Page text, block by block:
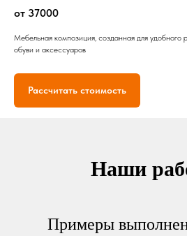
от 37000
Мебельная композиция, созданная для
обуви и аксессуаров
Рассчитать стоимость
Наши
Примеры